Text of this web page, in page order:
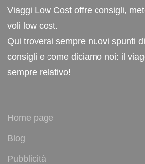
Viaggi Low Cost offre consigli,
voli low cost.
Qui troverai sempre nuovi spunti
consigli e come diciamo noi: il
sempre relativo!
Home page
Blog
Pubblicità